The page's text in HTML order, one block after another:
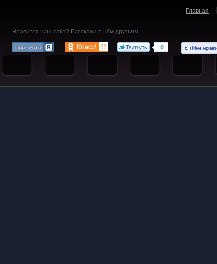
Главная
Нравится наш сайт? Расскажи о нём друзьям!